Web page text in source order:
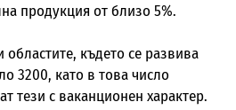
продукция от близо 5%.
областите, където се развива
3200, като в това число
тези с ваканционен характер.